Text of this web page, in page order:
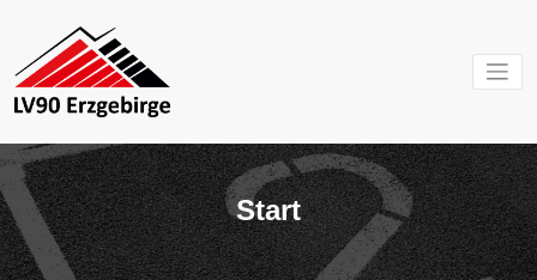
springen
e.V.
Mein Verein im
Start